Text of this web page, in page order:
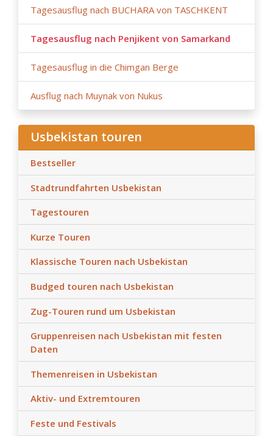
Tagesausflug nach BUCHARA von TASCHKENT
Tagesausflug nach Penjikent von Samarkand
Tagesausflug in die Chimgan Berge
Ausflug nach Muynak von Nukus
Usbekistan touren
Bestseller
Stadtrundfahrten Usbekistan
Tagestouren
Kurze Touren
Klassische Touren nach Usbekistan
Budged touren nach Usbekistan
Zug-Touren rund um Usbekistan
Gruppenreisen nach Usbekistan mit festen
Daten
Themenreisen in Usbekistan
Aktiv- und Extremtouren
Feste und Festivals